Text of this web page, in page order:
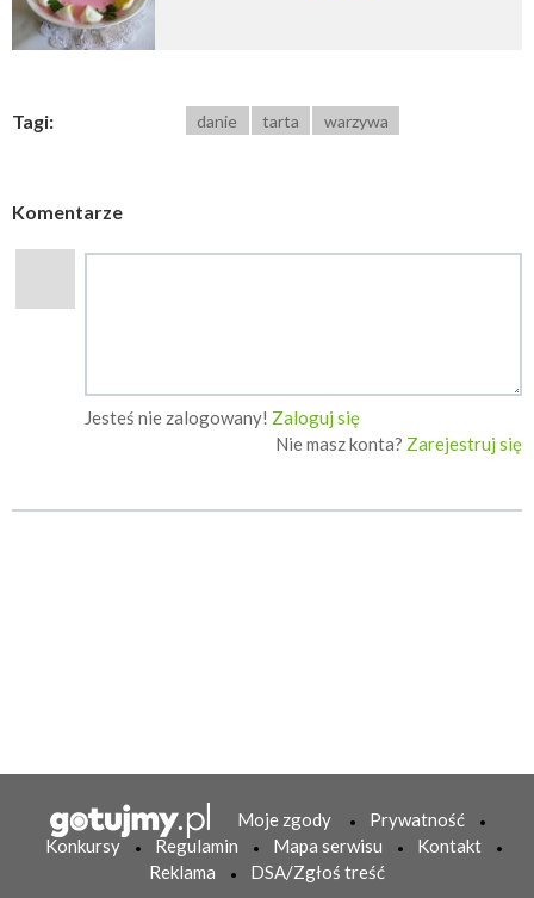
Tagi: danie tarta warzywa
Komentarze
Jesteś nie zalogowany! Zaloguj się
Nie masz konta? Zarejestruj się
Moje zgody
Prywatność
Konkursy
Regulamin Mapa serwisu
Kontakt
Reklama
DSA/Zgłoś treść